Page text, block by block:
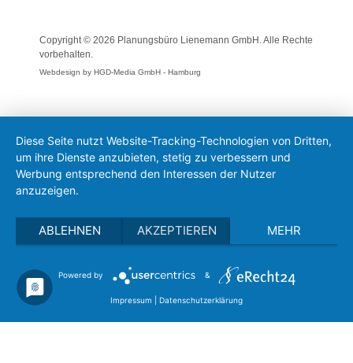
Copyright © 2026 Planungsbüro Lienemann GmbH. Alle Rechte
vorbehalten.
Webdesign by HGD-Media GmbH - Hamburg
Diese Seite nutzt Website-Tracking-Technologien von Dritten,
um ihre Dienste anzubieten, stetig zu verbessern und
Werbung entsprechend den Interessen der Nutzer
anzuzeigen.
ABLEHNEN AKZEPTIEREN MEHR
Powered by &
Impressum Datenschutzerklärung